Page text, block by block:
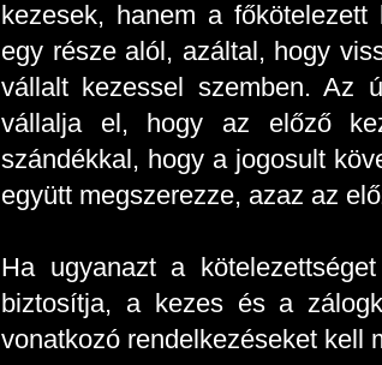
kezesek, hanem a
egy része alól, azáltal, hogy
vállalt kezessel szemben. Az
vállalja el, hogy az előző
szándékkal, hogy a jogosult
együtt megszerezze, azaz az
Ha ugyanazt a
biztosítja, a kezes és a
vonatkozó rendelkezéseket kell